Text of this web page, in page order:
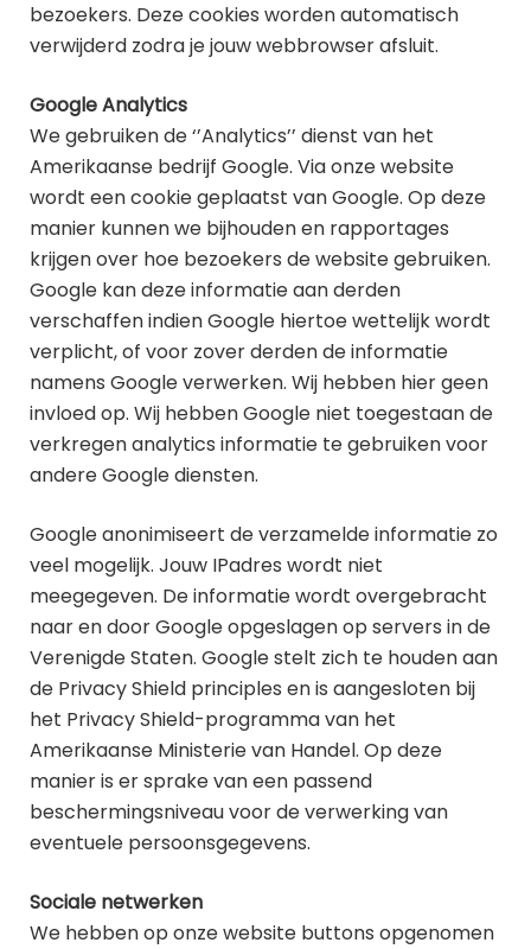
bezoekers. Deze cookies worden automatisch
verwijderd zodra je jouw webbrowser afsluit.
Google Analytics
We gebruiken de ‘’Analytics’’ dienst van het
Amerikaanse bedrijf Google. Via onze website
wordt een cookie geplaatst van Google. Op deze
manier kunnen we bijhouden en rapportages
krijgen over hoe bezoekers de website gebruiken.
Google kan deze informatie aan derden
verschaffen indien Google hiertoe wettelijk wordt
verplicht, of voor zover derden de informatie
namens Google verwerken. Wij hebben hier geen
invloed op. Wij hebben Google niet toegestaan de
verkregen analytics informatie te gebruiken voor
andere Google diensten.
Google anonimiseert de verzamelde informatie zo
veel mogelijk. Jouw IPadres wordt niet
meegegeven. De informatie wordt overgebracht
naar en door Google opgeslagen op servers in de
Verenigde Staten. Google stelt zich te houden aan
de Privacy Shield principles en is aangesloten bij
het Privacy Shield-programma van het
Amerikaanse Ministerie van Handel. Op deze
manier is er sprake van een passend
beschermingsniveau voor de verwerking van
eventuele persoonsgegevens.
Sociale netwerken
We hebben op onze website buttons opgenomen